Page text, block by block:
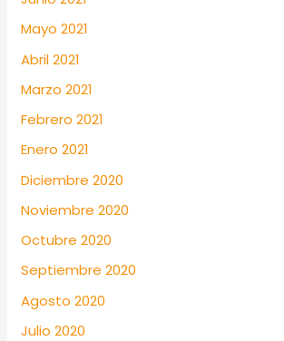
Mayo 2021
Abril 2021
Marzo 2021
Febrero 2021
Enero 2021
Diciembre 2020
Noviembre 2020
Octubre 2020
Septiembre 2020
Agosto 2020
Julio 2020